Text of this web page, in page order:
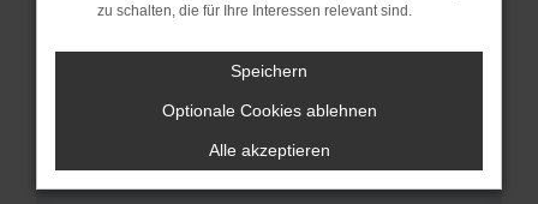
unterstützt werden.
Wende dich an den Webseitenbetreiber.
Wenn du alle oben genannten Schritte versucht
hast, kontaktiere uns bitte. Wir werden
versuchen, das Problem zu beheben. Du kannst
uns diesen Text schicken, um uns bei der
zu schalten, die für Ihre Interessen relevant sind.
Speichern
Optionale Cookies ablehnen
Alle akzeptieren